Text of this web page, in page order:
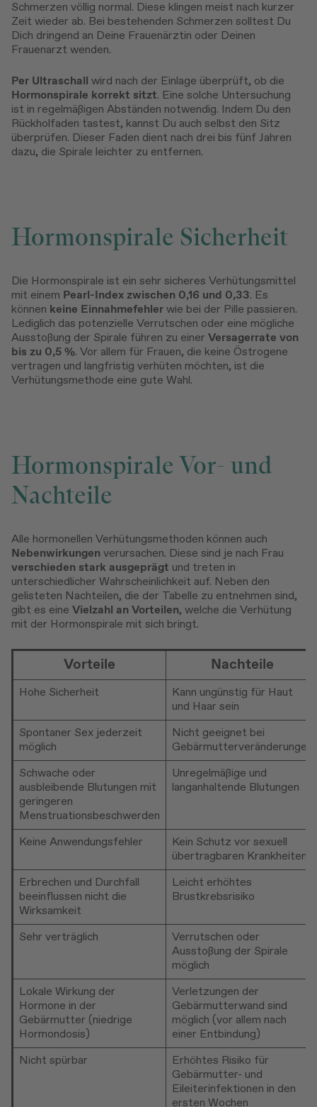
Schmerzen völlig normal. Diese klingen meist nach kurzer
Zeit wieder ab. Bei bestehenden Schmerzen solltest Du
Dich dringend an Deine Frauenärztin oder Deinen
Frauenarzt wenden.
Per Ultraschall wird nach der Einlage überprüft, ob die
Hormonspirale korrekt sitzt. Eine solche Untersuchung
ist in regelmäßigen Abständen notwendig. Indem Du den
Rückholfaden tastest, kannst Du auch selbst den Sitz
überprüfen. Dieser Faden dient nach drei bis fünf Jahren
dazu, die Spirale leichter zu entfernen.
Hormonspirale Sicherheit
Die Hormonspirale ist ein sehr sicheres Verhütungsmittel
mit einem Pearl-Index zwischen 0,16 und 0,33. Es
können keine Einnahmefehlerwie bei der Pille passieren.
Lediglich das potenzielle Verrutschen oder eine mögliche
Ausstoßung der Spirale führen zu einer Versagerrate von
bis zu 0,5 %. Vor allem für Frauen, die keine Östrogene
vertragen und langfristig verhüten möchten, ist die
Verhütungsmethode eine gute Wahl.
Hormonspirale Vor- und
Nachteile
Alle hormonellen Verhütungsmethoden können auch
Nebenwirkungenverursachen. Diese sind je nach Frau
verschieden stark ausgeprägt und treten in
unterschiedlicher Wahrscheinlichkeit auf. Neben den
gelisteten Nachteilen, die der Tabelle zu entnehmen sind,
gibt es eine Vielzahl an Vorteilen, welche die Verhütung
mit der Hormonspirale mit sich bringt.
Vorteile Nachteile
Hohe Sicherheit
Kann ungünstig für Haut
und Haar sein
Spontaner Sex jederzeit
möglich
Nicht geeignet bei
Gebärmutterveränderungen
Schwache oder
ausbleibende Blutungen mit
geringeren
Menstruationsbeschwerden
Unregelmäßige und
langanhaltende Blutungen
Keine Anwendungsfehler
Kein Schutz vor sexuell
übertragbaren Krankheiten
Erbrechen und Durchfall
beeinflussen nicht die
Wirksamkeit
Leicht erhöhtes
Brustkrebsrisiko
Sehr verträglich
Verrutschen oder
Ausstoßung der Spirale
möglich
Lokale Wirkung der
Hormone in der
Gebärmutter (niedrige
Hormondosis)
Verletzungen der
Gebärmutterwand sind
möglich (vor allem nach
einer Entbindung)
Nicht spürbar
Erhöhtes Risiko für
Gebärmutter- und
Eileiterinfektionen in den
ersten Wochen